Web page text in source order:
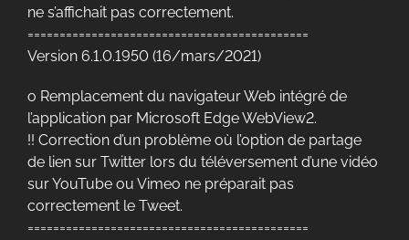
ne s’affichait pas correctement.
============================================
Version 6.1.0.1950 (16/mars/2021)
o Remplacement du navigateur Web intégré de
l’application par Microsoft Edge WebView2.
!! Correction d’un problème où l’option de partage
de lien sur Twitter lors du téléversement d’une vidéo
sur YouTube ou Vimeo ne préparait pas
correctement le Tweet.
============================================